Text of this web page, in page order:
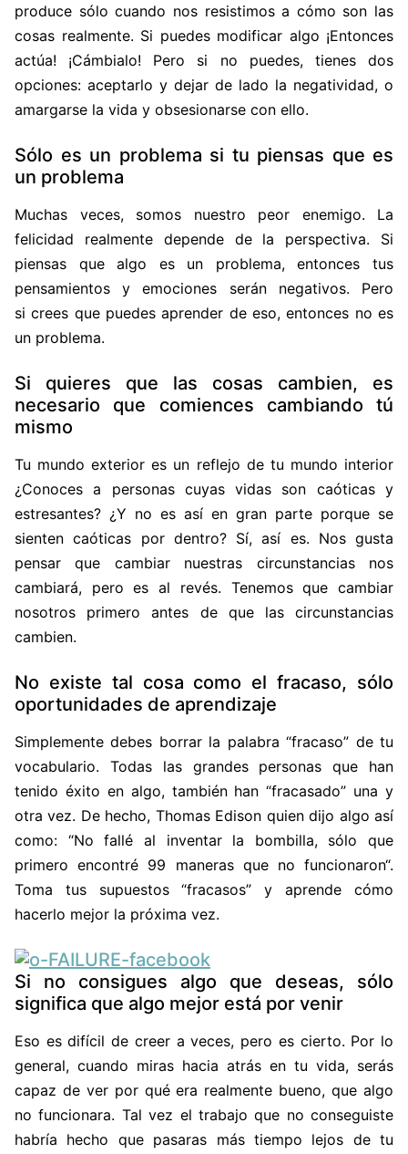
produce sólo cuando nos resistimos a cómo son las
cosas realmente. Si puedes modificar algo ¡Entonces
actúa! ¡Cámbialo! Pero si no puedes, tienes dos
opciones: aceptarlo y dejar de lado la negatividad, o
amargarse la vida y obsesionarse con ello.
Sólo es un problema si tu piensas que es
un problema
Muchas veces, somos nuestro peor enemigo. La
felicidad realmente depende de la perspectiva. Si
piensas que algo es un problema, entonces tus
pensamientos y emociones serán negativos. Pero
si crees que puedes aprender de eso, entonces no es
un problema.
Si quieres que las cosas cambien, es
necesario que comiences cambiando tú
mismo
Tu mundo exterior es un reflejo de tu mundo interior
¿Conoces a personas cuyas vidas son caóticas y
estresantes? ¿Y no es así en gran parte porque se
sienten caóticas por dentro? Sí, así es. Nos gusta
pensar que cambiar nuestras circunstancias nos
cambiará, pero es al revés. Tenemos que cambiar
nosotros primero antes de que las circunstancias
cambien.
No existe tal cosa como el fracaso, sólo
oportunidades de aprendizaje
Simplemente debes borrar la palabra “fracaso” de tu
vocabulario. Todas las grandes personas que han
tenido éxito en algo, también han “fracasado” una y
otra vez. De hecho, Thomas Edison quien dijo algo así
como: “No fallé al inventar la bombilla, sólo que
primero encontré 99 maneras que no funcionaron“.
Toma tus supuestos “fracasos” y aprende cómo
hacerlo mejor la próxima vez.
Si no consigues algo que deseas, sólo
significa que algo mejor está por venir
Eso es difícil de creer a veces, pero es cierto. Por lo
general, cuando miras hacia atrás en tu vida, serás
capaz de ver por qué era realmente bueno, que algo
no funcionara. Tal vez el trabajo que no conseguiste
habría hecho que pasaras más tiempo lejos de tu